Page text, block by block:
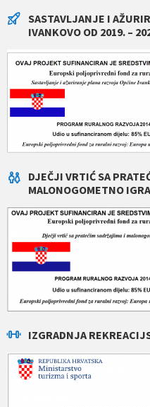
SASTAVLJANJE I
IVANKOVO OD 2019. –
DJEČJI VRTIĆ SA
MALONOGOMETNO
IZGRADNJA